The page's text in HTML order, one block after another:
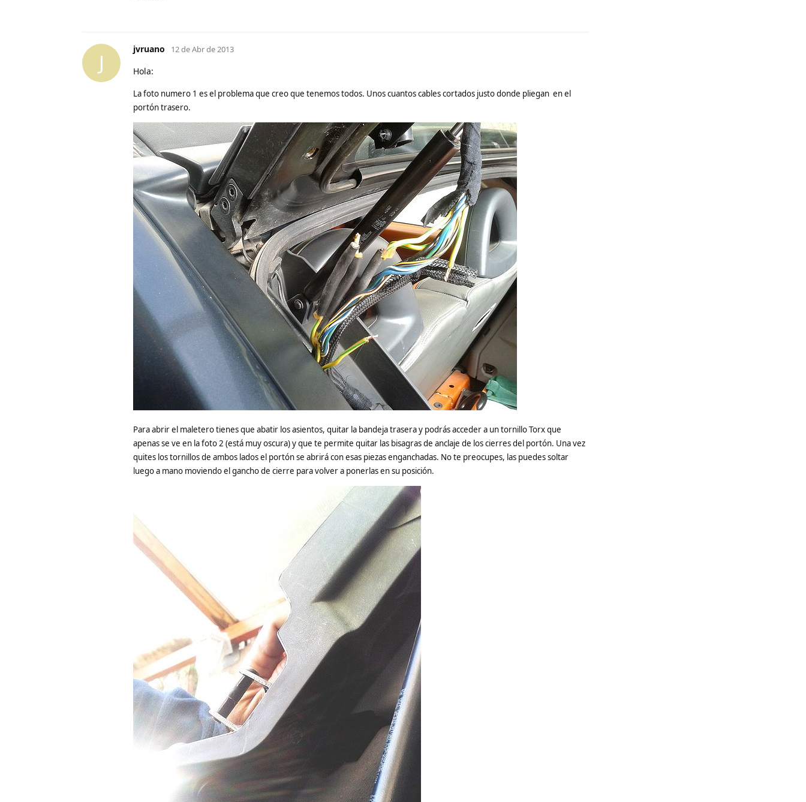
J
jvruano 12 de Abr de 2013
Hola:
La foto numero 1 es el problema que creo que tenemos todos. Unos cuantos cables cortados justo donde pliegan en el
portón trasero.
Para abrir el maletero tienes que abatir los asientos, quitar la bandeja trasera y podrás acceder a un tornillo Torx que
apenas se ve en la foto 2 (está muy oscura) y que te permite quitar las bisagras de anclaje de los cierres del portón. Una vez
quites los tornillos de ambos lados el portón se abrirá con esas piezas enganchadas. No te preocupes, las puedes soltar
luego a mano moviendo el gancho de cierre para volver a ponerlas en su posición.